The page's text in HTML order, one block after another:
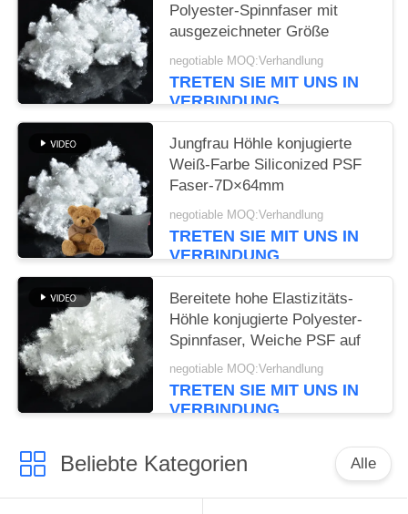
Polyester-Spinnfaser mit
ausgezeichneter Größe
negotiable MOQ:Verhandlung
TRETEN SIE MIT UNS IN
VERBINDUNG
Jungfrau Höhle konjugierte
Weiß-Farbe Siliconized PSF
Faser-7D×64mm
negotiable MOQ:Verhandlung
TRETEN SIE MIT UNS IN
VERBINDUNG
Bereitete hohe Elastizitäts-
Höhle konjugierte Polyester-
Spinnfaser, Weiche PSF auf
negotiable MOQ:Verhandlung
TRETEN SIE MIT UNS IN
VERBINDUNG
Beliebte Kategorien Alle